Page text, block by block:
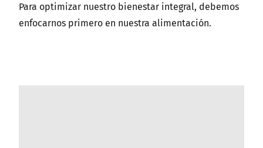
Para optimizar nuestro bienestar integral, debemos
enfocarnos primero en nuestra alimentación.